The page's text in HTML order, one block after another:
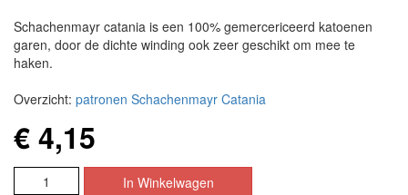
Schachenmayr catania is een 100% gemercericeerd katoenen
garen, door de dichte winding ook zeer geschikt om mee te
haken.
Overzicht: patronen Schachenmayr Catania
€ 4,15